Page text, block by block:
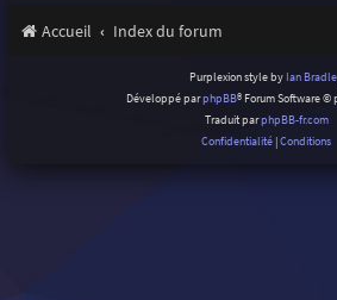
Accueil Index du forum
Purplexion style by Ian
Développé parphpBB® Forum Software ©
Traduit parphpBB-fr.com
Confidentialité |Conditions